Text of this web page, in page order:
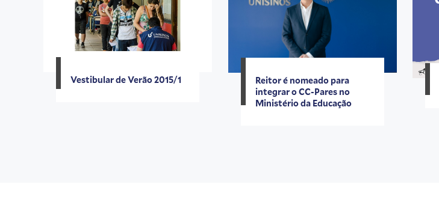
Vestibular de Verão 2015/1
Reitor é nomeado para
integrar o CC-Pares no
Ministério da Educação